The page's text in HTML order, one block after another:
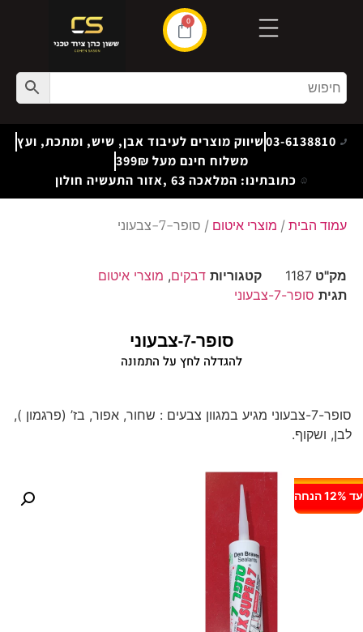
0
03-6138810שיווק מוצרים לעיבוד אבן, שיש, ומתכת, ועץ
משלוח חינם מעל 399₪
כתובתינו: המלאכה 63 ,אזור התעשיה חולון
עמוד הבית / מוצרי איטום / סופר-7-צבעוני
מק"ט 1187 קטגוריות דבקים, מוצרי איטום
תגית סופר-7-צבעוני
סופר-7-צבעוני
להגדלה לחץ על התמונה
סופר-7-צבעוני מגיע במגוון צבעים : שחור, אפור, בז’ (פרגמון ),
לבן, ושקוף.
עד 12% הנחה